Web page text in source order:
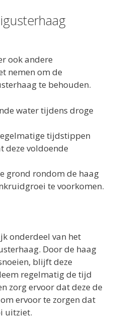
ook andere
nemen om de
te behouden.
water tijdens droge
tijdstippen
deze voldoende
grond rondom de haag
te voorkomen.
onderdeel van het
Door de haag
blijft deze
regelmatig de tijd
zorg ervoor dat deze de
ervoor te zorgen dat
uitziet.